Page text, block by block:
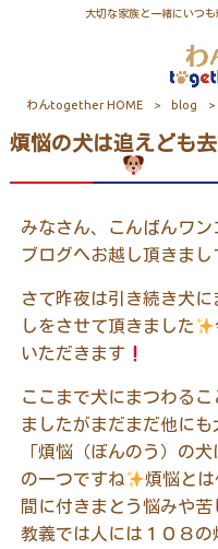
大切な家族と一緒にいつ
わんtogether HOME > blog >
煩悩の犬は追えども
みなさん、こんばんワン
ブログへお越し頂きま
さて昨夜は引き続き犬
しをさせて頂きました
いただきます
ここまで犬にまつわる
ましたがまだまだ他に
「煩悩（ぼんのう）の
の一つですね
煩悩と
間に付きまとう悩みや
教義では人には１０８